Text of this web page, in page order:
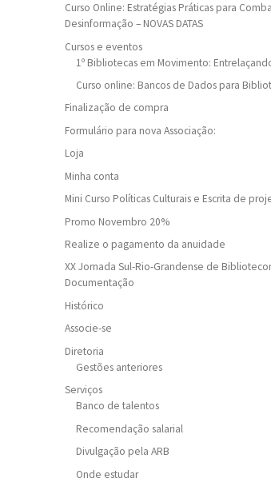
Curso Online: Estratégias Práticas para
Desinformação – NOVAS DATAS
Cursos e eventos
1º Bibliotecas em Movimento:
Curso online: Bancos de Dados para
Finalização de compra
Formulário para nova Associação:
Loja
Minha conta
Mini Curso Políticas Culturais e Escrita de
Promo Novembro 20%
Realize o pagamento da anuidade
XX Jornada Sul-Rio-Grandense de
Documentação
Histórico
Associe-se
Diretoria
Gestões anteriores
Serviços
Banco de talentos
Recomendação salarial
Divulgação pela ARB
Onde estudar